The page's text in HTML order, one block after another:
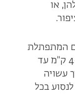
או
המתפתלת
בנחל בכיוון כללי מזרח, לאורך של כ-4 ק"מ עד
עשויה
בכל